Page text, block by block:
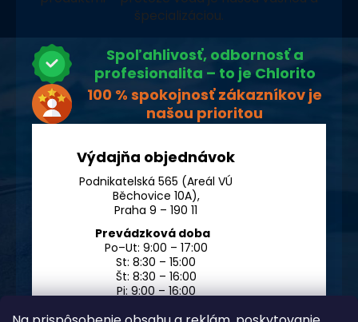
špecializáciou.
Spoľahlivosť, odbornosť a
profesionalita – to je Chlorito
100 % spokojnosť zákazníkov je
našou prioritou
Výdajňa objednávok
Podnikatelská 565 (Areál VÚ
Běchovice 10A),
Praha 9 – 190 11
Prevádzková doba
Po–Ut: 9:00 – 17:00
St: 8:30 – 15:00
Št: 8:30 – 16:00
Pi: 9:00 – 16:00